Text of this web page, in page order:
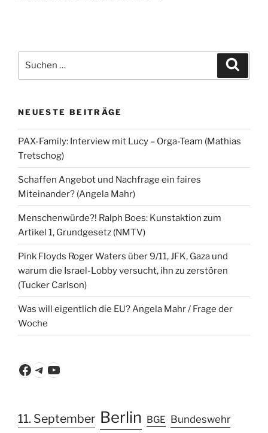
nach:
NEUESTE BEITRÄGE
PAX-Family: Interview mit Lucy – Orga-Team (Mathias
Tretschog)
Schaffen Angebot und Nachfrage ein faires
Miteinander? (Angela Mahr)
Menschenwürde?! Ralph Boes: Kunstaktion zum
Artikel 1, Grundgesetz (NMTV)
Pink Floyds Roger Waters über 9/11, JFK, Gaza und
warum die Israel-Lobby versucht, ihn zu zerstören
(Tucker Carlson)
Was will eigentlich die EU? Angela Mahr / Frage der
Woche
Facebook
Telegram
YouTube
11. September Berlin BGE Bundeswehr